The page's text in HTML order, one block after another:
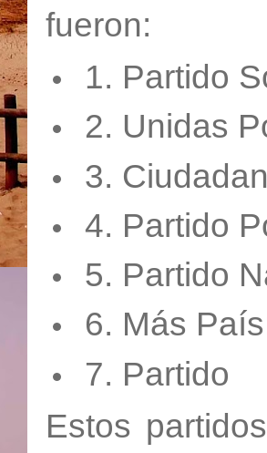
fueron:
1. Partido
2. Unidas
3.
4. Partido
5. Partido
6. Más
7. Partido
Estos